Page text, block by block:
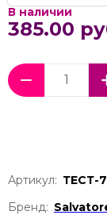
В наличии
385.00
Артикул: ТЕСТ-
Бренд: